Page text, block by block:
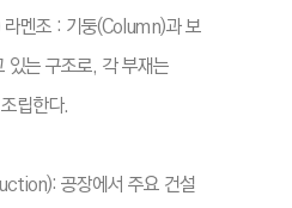
멘조 : 기둥(Column)과 보
는 구조로, 각 부재는
립한다.
공장에서 주요 건설